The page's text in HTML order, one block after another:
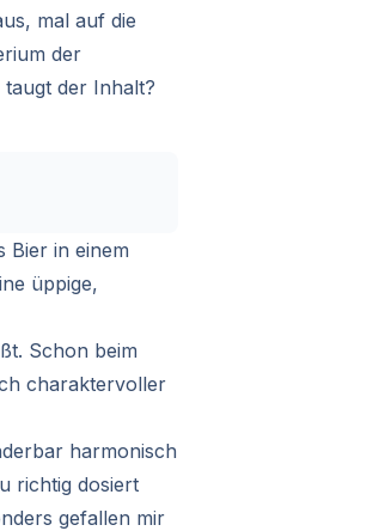
mal auf die
der
taugt der Inhalt?
Bier in einem
üppige,
Schon beim
charaktervoller
harmonisch
richtig dosiert
gefallen mir